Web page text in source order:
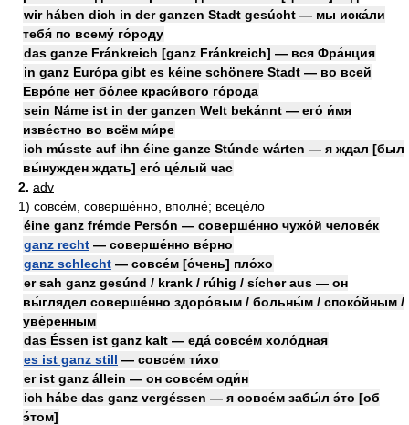
wir háben dich in der ganzen Stadt gesúcht — мы иска́ли
тебя́ по всему́ го́роду
das ganze Fránkreich [ganz Fránkreich] — вся Фра́нция
in ganz Európa gibt es kéine schönere Stadt — во всей
Евро́пе нет бо́лее краси́вого го́рода
sein Náme ist in der ganzen Welt bekánnt — его́ и́мя
изве́стно во всём ми́ре
ich músste auf ihn éine ganze Stúnde wárten — я ждал [был
вы́нужден ждать] его́ це́лый час
2. adv
1) совсе́м, соверше́нно, вполне́; всеце́ло
éine ganz frémde Persón — соверше́нно чужо́й челове́к
ganz recht — соверше́нно ве́рно
ganz schlecht — совсе́м [о́чень] пло́хо
er sah ganz gesúnd / krank / rúhig / sícher aus — он
вы́глядел соверше́нно здоро́вым / больны́м / споко́йным /
уве́ренным
das Éssen ist ganz kalt — еда́ совсе́м холо́дная
es ist ganz still — совсе́м ти́хо
er ist ganz állein — он совсе́м оди́н
ich hábe das ganz vergéssen — я совсе́м забы́л э́то [об
э́том]